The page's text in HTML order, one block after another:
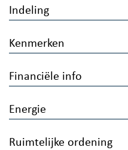
Indeling
Kenmerken
Financiële info
Energie
Ruimtelijke ordening